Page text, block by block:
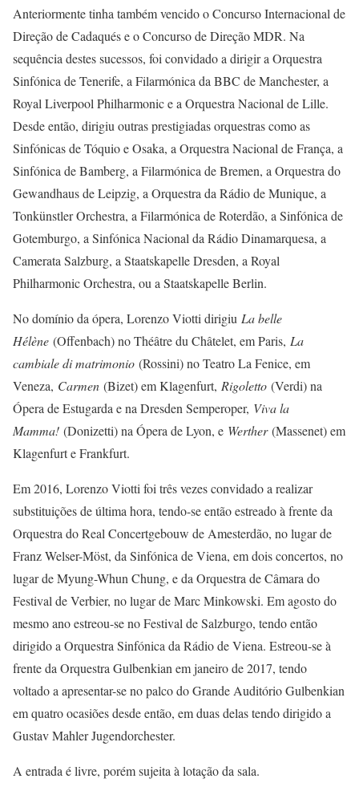
Anteriormente tinha também vencido o Concurso Internacional de
Direção de Cadaqués e o Concurso de Direção MDR. Na
sequência destes sucessos, foi convidado a dirigir a Orquestra
Sinfónica de Tenerife, a Filarmónica da BBC de Manchester, a
Royal Liverpool Philharmonic e a Orquestra Nacional de Lille.
Desde então, dirigiu outras prestigiadas orquestras como as
Sinfónicas de Tóquio e Osaka, a Orquestra Nacional de França, a
Sinfónica de Bamberg, a Filarmónica de Bremen, a Orquestra do
Gewandhaus de Leipzig, a Orquestra da Rádio de Munique, a
Tonkünstler Orchestra, a Filarmónica de Roterdão, a Sinfónica de
Gotemburgo, a Sinfónica Nacional da Rádio Dinamarquesa, a
Camerata Salzburg, a Staatskapelle Dresden, a Royal
Philharmonic Orchestra, ou a Staatskapelle Berlin.
No domínio da ópera, Lorenzo Viotti dirigiu La belle
Hélène (Offenbach) no Théâtre du Châtelet, em Paris, La
cambiale di matrimonio (Rossini) no Teatro La Fenice, em
Veneza, Carmen (Bizet) em Klagenfurt, Rigoletto (Verdi) na
Ópera de Estugarda e na Dresden Semperoper, Viva la
Mamma! (Donizetti) na Ópera de Lyon, e Werther(Massenet) em
Klagenfurt e Frankfurt.
Em 2016, Lorenzo Viotti foi três vezes convidado a realizar
substituições de última hora, tendo-se então estreado à frente da
Orquestra do Real Concertgebouw de Amesterdão, no lugar de
Franz Welser-Möst, da Sinfónica de Viena, em dois concertos, no
lugar de Myung-Whun Chung, e da Orquestra de Câmara do
Festival de Verbier, no lugar de Marc Minkowski. Em agosto do
mesmo ano estreou-se no Festival de Salzburgo, tendo então
dirigido a Orquestra Sinfónica da Rádio de Viena. Estreou-se à
frente da Orquestra Gulbenkian em janeiro de 2017, tendo
voltado a apresentar-se no palco do Grande Auditório Gulbenkian
em quatro ocasiões desde então, em duas delas tendo dirigido a
Gustav Mahler Jugendorchester.
A entrada é livre, porém sujeita à lotação da sala.